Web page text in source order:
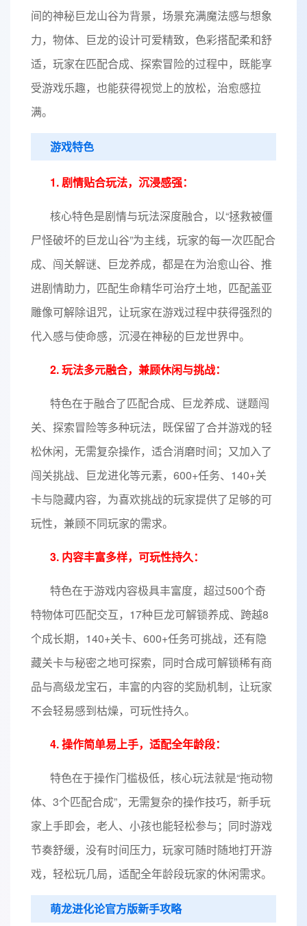
间的神秘巨龙山谷为背景，场景充满魔法感与想象
力，物体、巨龙的设计可爱精致，色彩搭配柔和舒
适，玩家在匹配合成、探索冒险的过程中，既能享
受游戏乐趣，也能获得视觉上的放松，治愈感拉
满。
游戏特色
1. 剧情贴合玩法，沉浸感强：
核心特色是剧情与玩法深度融合，以“拯救被僵
尸怪破坏的巨龙山谷”为主线，玩家的每一次匹配合
成、闯关解谜、巨龙养成，都是在为治愈山谷、推
进剧情助力，匹配生命精华可治疗土地，匹配盖亚
雕像可解除诅咒，让玩家在游戏过程中获得强烈的
代入感与使命感，沉浸在神秘的巨龙世界中。
2. 玩法多元融合，兼顾休闲与挑战：
特色在于融合了匹配合成、巨龙养成、谜题闯
关、探索冒险等多种玩法，既保留了合并游戏的轻
松休闲，无需复杂操作，适合消磨时间；又加入了
闯关挑战、巨龙进化等元素，600+任务、140+关
卡与隐藏内容，为喜欢挑战的玩家提供了足够的可
玩性，兼顾不同玩家的需求。
3. 内容丰富多样，可玩性持久：
特色在于游戏内容极具丰富度，超过500个奇
特物体可匹配交互，17种巨龙可解锁养成、跨越8
个成长期，140+关卡、600+任务可挑战，还有隐
藏关卡与秘密之地可探索，同时合成可解锁稀有商
品与高级龙宝石，丰富的内容的奖励机制，让玩家
不会轻易感到枯燥，可玩性持久。
4. 操作简单易上手，适配全年龄段：
特色在于操作门槛极低，核心玩法就是“拖动物
体、3个匹配合成”，无需复杂的操作技巧，新手玩
家上手即会，老人、小孩也能轻松参与；同时游戏
节奏舒缓，没有时间压力，玩家可随时随地打开游
戏，轻松玩几局，适配全年龄段玩家的休闲需求。
萌龙进化论官方版新手攻略